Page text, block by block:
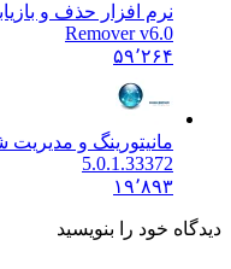
نرم افزار حذف و بازیابی
Remover v6.0
۵۹٬۲۶۴
مانیتورینگ و مدیریت شبکه -
5.0.1.33372
۱۹٬۸۹۳
خود را بنویسید